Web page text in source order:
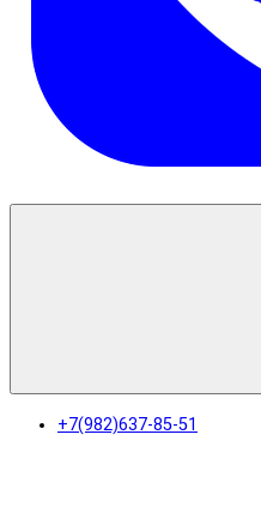
+7(982)637-85-51